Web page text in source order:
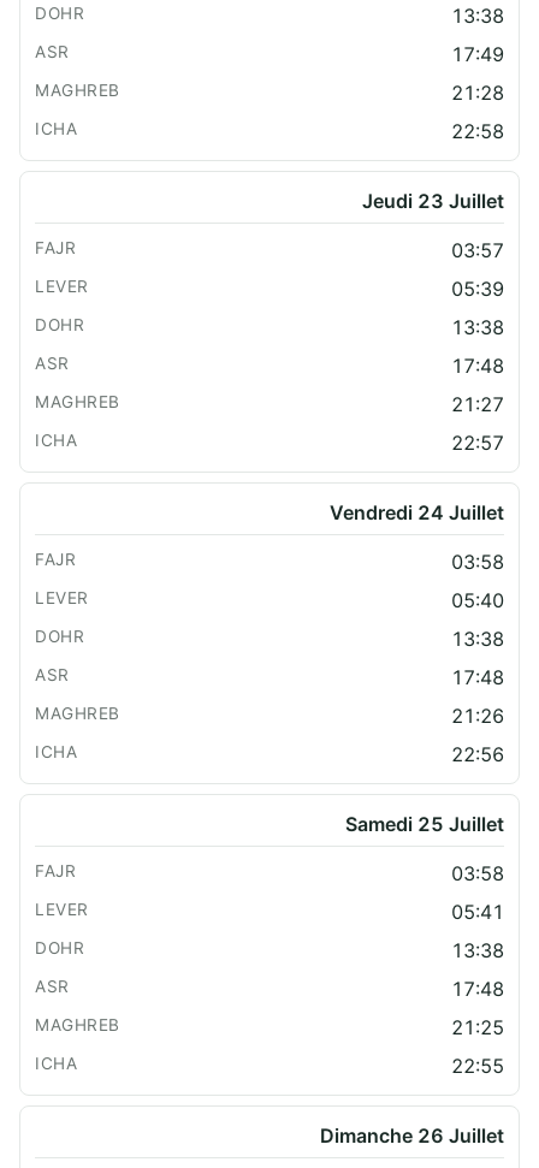
13:38
17:49
21:28
22:58
Jeudi 23 Juillet
03:57
05:39
13:38
17:48
21:27
22:57
Vendredi 24 Juillet
03:58
05:40
13:38
17:48
21:26
22:56
Samedi 25 Juillet
03:58
05:41
13:38
17:48
21:25
22:55
Dimanche 26 Juillet